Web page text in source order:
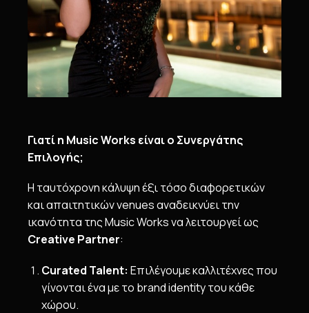
Γιατί η MusicWorks είναι ο Συνεργάτης
Επιλογής;
Η ταυτόχρονη κάλυψη έξι τόσο διαφορετικών
και απαιτητικών venues αναδεικνύει την
ικανότητα της Music Works να λειτουργεί ως
Creative Partner:
Curated Talent: Επιλέγουμε καλλιτέχνες που
γίνονται ένα με το brand identity του κάθε
χώρου.